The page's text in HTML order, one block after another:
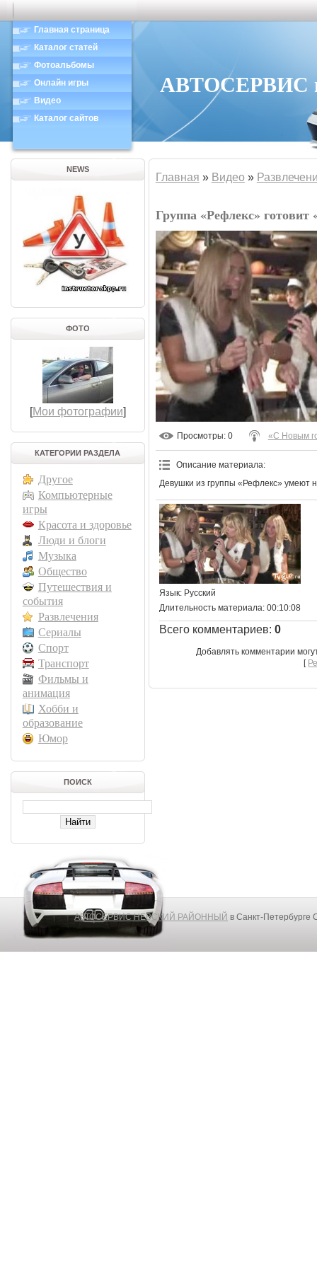
Главная страница
Каталог статей
Фотоальбомы
Онлайн игры
Видео
Каталог сайтов
АВТОСЕРВИС в
NEWS
ФОТО
[Мои фотографии]
КАТЕГОРИИ РАЗДЕЛА
Другое
Компьютерные
игры
Красота и здоровье
Люди и блоги
Музыка
Общество
Путешествия и
события
Развлечения
Сериалы
Спорт
Транспорт
Фильмы и
анимация
Хобби и
образование
Юмор
ПОИСК
Главная » Видео »
Группа «Рефлекс» готовит
Просмотры: 0 «С Новым
Описание материала:
Девушки из группы «Рефлекс» умеют
Язык: Русский
Длительность материала: 00:10:08
Всего комментариев: 0
Добавлять комментарии
[
АВТОСЕРВИС НЕВСКИЙ РАЙОННЫЙ в Санкт-Петербурге